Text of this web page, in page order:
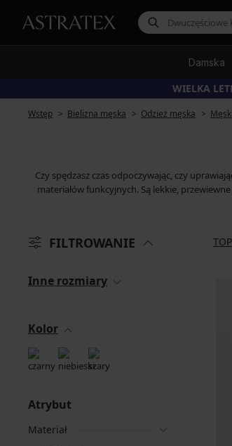
Damska
WIELKA
Wstęp Bielizna męska Odzież męska
Czy spędzasz czas odpoczywając, czy
materiałów funkcyjnych. Są lekkie,
FILTROWANIE TOP
Inne rozmiary
Kolor
Atrybut
Materiał